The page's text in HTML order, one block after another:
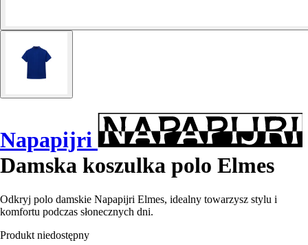
Napapijri
Damska koszulka polo Elmes
Odkryj polo damskie Napapijri Elmes, idealny towarzysz stylu i
komfortu podczas słonecznych dni.
Produkt niedostępny